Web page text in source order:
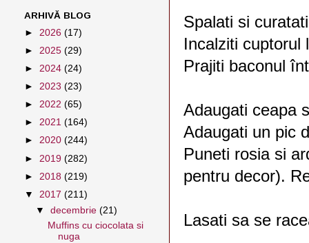
Spalati si
Incalziti cuptorul
Prajiti baconul
Adaugati ceapa
Adaugati un pic
Puneti rosia si
pentru decor).
Lasati sa se
ARHIVĂ BLOG
► 2026 (17)
► 2025 (29)
► 2024 (24)
► 2023 (23)
► 2022 (65)
► 2021 (164)
► 2020 (244)
► 2019 (282)
► 2018 (219)
▼ 2017 (211)
▼decembrie(21)
Muffins cu ciocolata si
nuga